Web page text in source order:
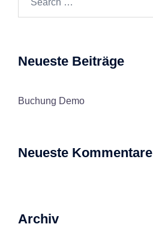
Neueste Beiträge
Buchung Demo
Neueste Kommentare
Archiv